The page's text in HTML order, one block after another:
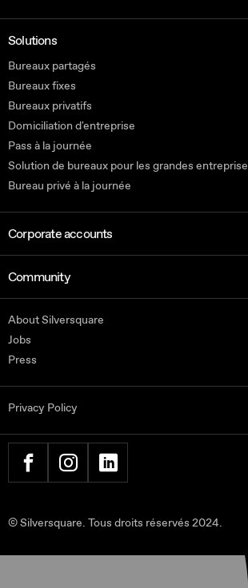
Solutions
Bureaux partagés
Bureaux fixes
Bureaux privatifs
Domiciliation d'entreprise
Pass à la journée
Solution de bureaux pour les grandes
Bureau privé à la journée
Corporate accounts
Community
About Silversquare
Jobs
Press
Privacy Policy
© Silversquare. Tous droits réservés 2024.
FACEBOOKINSTAGRAMLINKEDIN